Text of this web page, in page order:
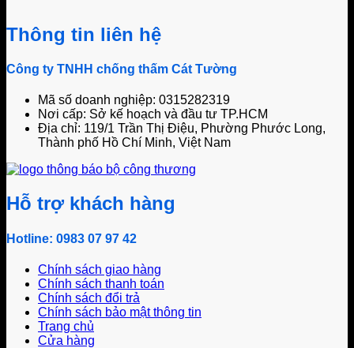
Thông tin liên hệ
Công ty TNHH chống thấm Cát Tường
Mã số doanh nghiệp: 0315282319
Nơi cấp: Sở kế hoạch và đầu tư TP.HCM
Địa chỉ: 119/1 Trần Thị Điệu, Phường Phước Long,
Thành phố Hồ Chí Minh, Việt Nam
Hỗ trợ khách hàng
Hotline: 0983 07 97 42
Chính sách giao hàng
Chính sách thanh toán
Chính sách đổi trả
Chính sách bảo mật thông tin
Trang chủ
Cửa hàng